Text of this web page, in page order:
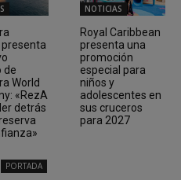
presenta
de
World
«RezA
detrás
NOTICIAS
Royal Caribbean
presenta una
promoción
especial para
niños y
adolescentes en
sus cruceros
para 2027
PORTADA